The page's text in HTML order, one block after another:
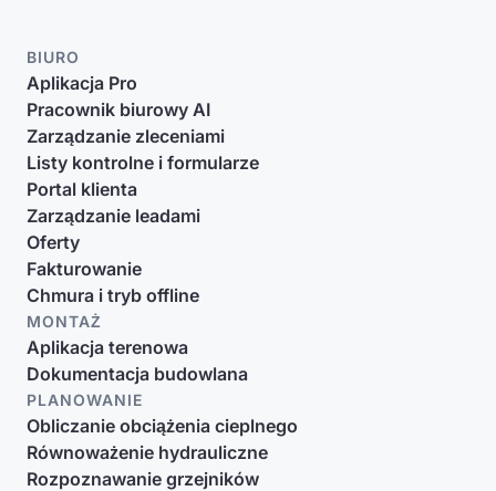
BIURO
Aplikacja Pro
Pracownik biurowy AI
Zarządzanie zleceniami
Listy kontrolne i formularze
Portal klienta
Zarządzanie leadami
Oferty
Fakturowanie
Chmura i tryb offline
MONTAŻ
Aplikacja terenowa
Dokumentacja budowlana
PLANOWANIE
Obliczanie obciążenia cieplnego
Równoważenie hydrauliczne
Rozpoznawanie grzejników